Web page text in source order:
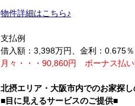
物件詳細はこちら♪
支払例
借入額：3,398万円、金利：0.675
月々・・・90,860円 ボーナス払い
北摂エリア・大阪市内でのお家探
■目に見えるサービスのご提供■